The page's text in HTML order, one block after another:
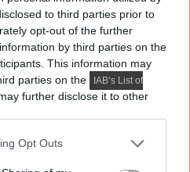
to third parties prior to
opt-out of the further
by third parties on the
This information may
parties on the
IAB’s List of
further disclose it to other
app uses one or more Google
Opt Outs